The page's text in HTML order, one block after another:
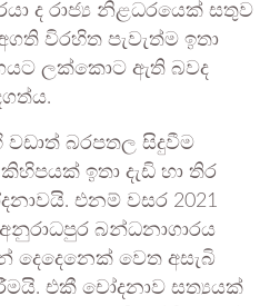
ද රාජ්‍ය නිළධරයෙක් සතුව
විරහිත පැවැත්ම ඉතා
ලක්කොට ඇති බවද
වඩාත් බරපතල සිදුවීම
ඉතා දැඩි හා තිර
එනම් වසර 2021
බන්ධනාගාරය
දෙදෙනෙක් වෙත අසැබි
එකී චෝදනාව සත්‍යයක්